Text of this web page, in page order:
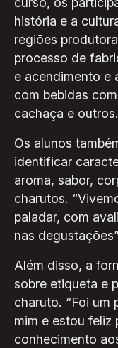
história e a
regiões
processo de
e acendimento e
com bebidas
cachaça e outros.
Os alunos
identificar
aroma, sabor,
charutos.
paladar, com
nas
Além disso, a
sobre etiqueta e
charuto. “Foi um
mim e estou feliz
conhecimento